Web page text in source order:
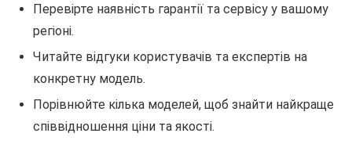
Перевірте наявність гарантії та сервісу у вашому
регіоні.
Читайте відгуки користувачів та експертів на
конкретну модель.
Порівнюйте кілька моделей, щоб знайти найкраще
співвідношення ціни та якості.